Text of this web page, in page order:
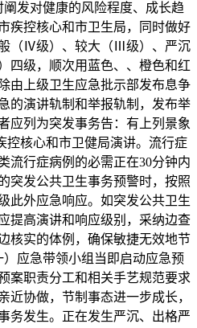
发对健康的风险程度、成长趋
疾控核心和市卫生局，同时做好
（Ⅳ级）、较大（Ⅲ级）、严沉
四级，顺次用蓝色、、橙色和红
由上级卫生应急批示部发布息争
的演讲轨制和举报轨制，发布举
应列为突发事务告：有上列景象
控核心和市卫健局演讲。流行症
流行症病例的必需正在30分钟内
突发公共卫生事务预警时，按照
此外应急响应。如突发公共卫生
提高演讲和响应级别，采纳边查
核实的体例，确保敏捷无效地节
应急带领小组当即启动应急预
案职责分工和相关手艺规范要求
近协做，节制事态进一步成长，
务发生。正在发生严沉、出格严